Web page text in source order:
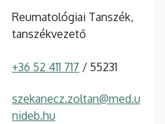
Reumatológiai Tanszék,
tanszékvezető
+36 52 411 717 / 55231
szekanecz.zoltan@med.u
nideb.hu